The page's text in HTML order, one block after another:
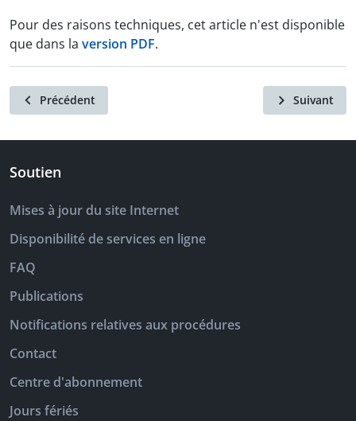
Pour des raisons techniques, cet article n'est disponible
que dans la version PDF.
Précédent Suivant
Soutien
Mises à jour du site Internet
Disponibilité de services en ligne
FAQ
Publications
Notifications relatives aux procédures
Contact
Centre d'abonnement
Jours fériés